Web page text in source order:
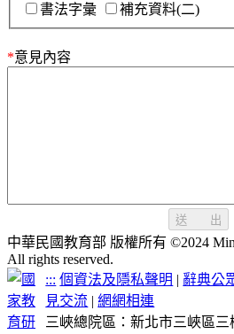
書法字彙
補充資料(二)
*意見內容
送 出
中華民國教育部 版權所有 ©2024
All rights reserved.
::: 個資法及隱私聲明 | 辭典公
見交流 |網網相連
三峽總院區：新北市三峽區三